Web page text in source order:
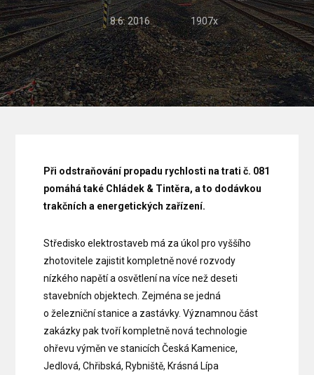
8.6. 2016 1907x
Při odstraňování propadu rychlosti na trati č. 081
pomáhá také Chládek & Tintěra, a to dodávkou
trakčních a energetických zařízení.
Středisko elektrostaveb má za úkol pro vyššího
zhotovitele zajistit kompletně nové rozvody
nízkého napětí a osvětlení na více než deseti
stavebních objektech. Zejména se jedná
o železniční stanice a zastávky. Významnou část
zakázky pak tvoří kompletně nová technologie
ohřevu výměn ve stanicích Česká Kamenice,
Jedlová, Chřibská, Rybniště, Krásná Lípa